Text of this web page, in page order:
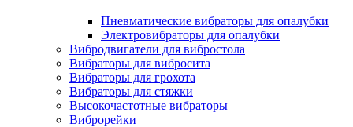
Пневматические вибраторы для опалубки
Электровибраторы для опалубки
Вибродвигатели для вибростола
Вибраторы для вибросита
Вибраторы для грохота
Вибраторы для стяжки
Высокочастотные вибраторы
Виброрейки